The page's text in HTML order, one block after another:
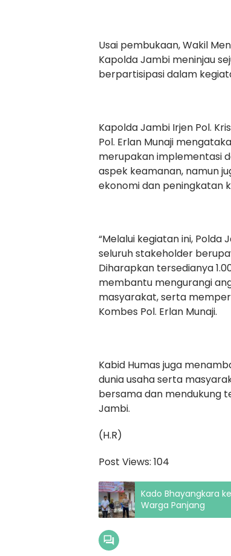
Usai pembukaan, Wakil
Kapolda Jambi meninjau
berpartisipasi dalam
Kapolda Jambi Irjen Pol.
Pol. Erlan Munaji
merupakan implementasi
aspek keamanan, namun
ekonomi dan peningkatan
“Melalui kegiatan ini,
seluruh stakeholder
Diharapkan tersedianya
membantu mengurangi
masyarakat, serta
Kombes Pol. Erlan Munaji.
Kabid Humas juga
dunia usaha serta
bersama dan mendukung
Jambi.
(H.R)
Post Views: 104
Kado Bhayangkara
Warga Panjang